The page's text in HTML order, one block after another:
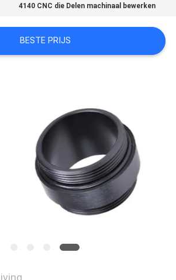
4140 CNC die Delen machinaal bewerken
BESTE PRIJS